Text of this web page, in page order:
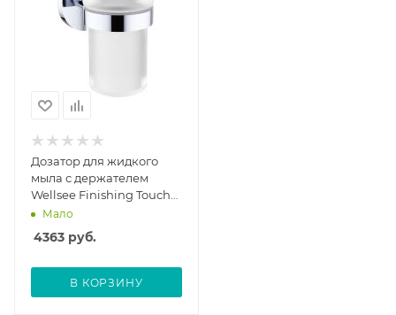
Дозатор для жидкого
мыла с держателем
Wellsee Finishing Touch
182511000
Мало
4363 руб.
В КОРЗИНУ